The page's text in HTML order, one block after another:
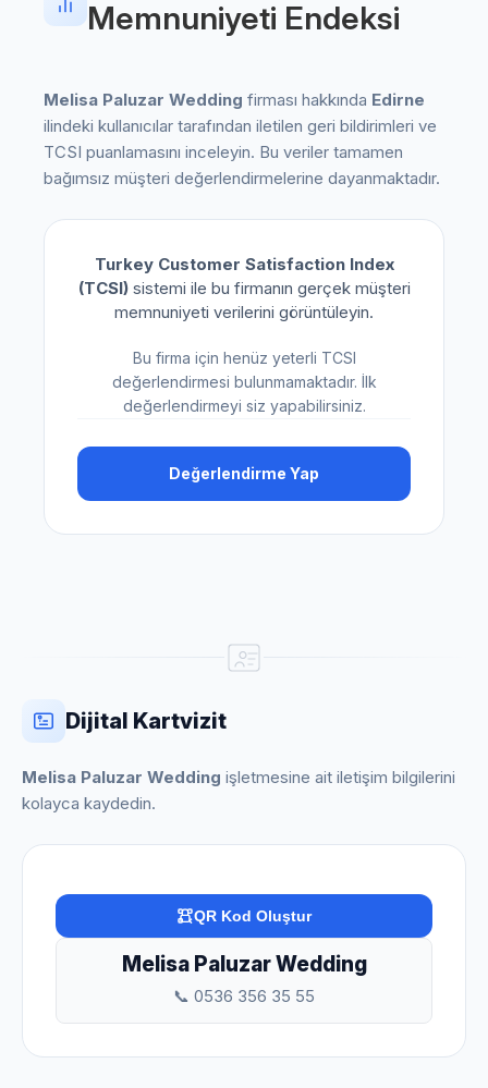
Memnuniyeti Endeksi
Melisa Paluzar Wedding firması hakkında Edirne
ilindeki kullanıcılar tarafından iletilen geri bildirimleri ve
TCSI puanlamasını inceleyin. Bu veriler tamamen
bağımsız müşteri değerlendirmelerine dayanmaktadır.
Turkey Customer Satisfaction Index
(TCSI)sistemi ile bu firmanın gerçek müşteri
memnuniyeti verilerini görüntüleyin.
Bu firma için henüz yeterli TCSI
değerlendirmesi bulunmamaktadır. İlk
değerlendirmeyi siz yapabilirsiniz.
Değerlendirme Yap
Dijital Kartvizit
Melisa Paluzar Wedding işletmesine ait iletişim bilgilerini
kolayca kaydedin.
QR Kod Oluştur
Melisa Paluzar Wedding
📞 0536 356 35 55